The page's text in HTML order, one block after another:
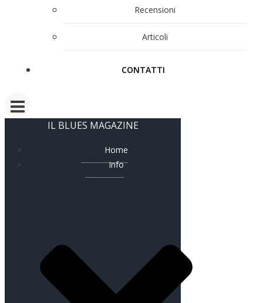
Recensioni
Articoli
CONTATTI
IL BLUES MAGAZINE
Home
Info